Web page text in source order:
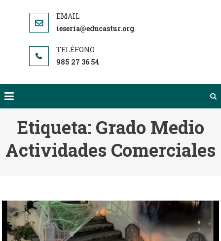
ieseria@educastur.org
985 27 36 54
Etiqueta: Grado Medio
Actividades Comerciales